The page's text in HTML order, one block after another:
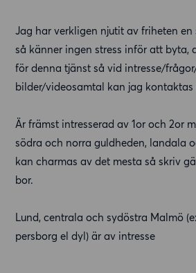
Jag har verkligen njutit av friheten
så känner ingen stress inför att byta,
för denna tjänst så vid intresse/
bilder/videosamtal kan jag kontaktas
Är främst intresserad av 1or och 2or
södra och norra guldheden, landala
kan charmas av det mesta så skriv
bor.
Lund, centrala och sydöstra Malmö
persborg el dyl) är av intresse